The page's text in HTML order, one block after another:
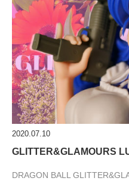
2020.07.10
GLITTER&GLAMOURS
DRAGON BALL